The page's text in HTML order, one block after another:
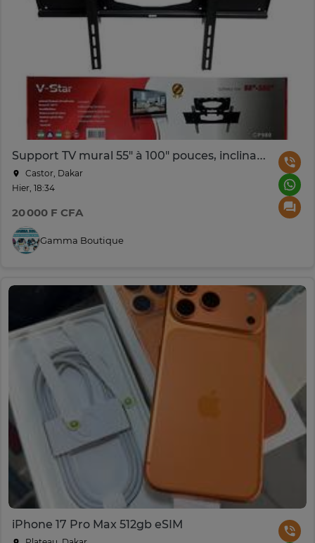
Support TV mural 55" à 100" pouces, inclinable et pivotant
Castor, Dakar
Hier, 18:34
20 000 F CFA
Gamma Boutique
iPhone 17 Pro Max 512gb eSIM